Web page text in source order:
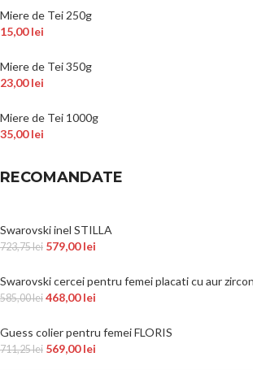
Miere de Tei 250g
15,00lei
Miere de Tei 350g
23,00lei
Miere de Tei 1000g
35,00lei
RECOMANDATE
Swarovski inel STILLA
723,75lei 579,00lei
Swarovski cercei pentru femei placati cu aur
585,00lei 468,00lei
Guess colier pentru femei FLORIS
711,25lei 569,00lei